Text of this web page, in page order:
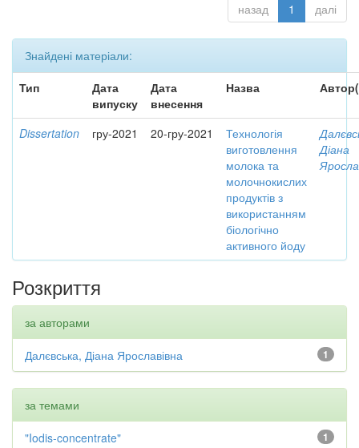
назад 1 далі
Знайдені матеріали:
Тип
Дата
випуску
Дата
внесення
Назва
Dissertation гру-2021 20-гру-2021
Технологія
виготовлення
молока та
молочнокислих
продуктів з
використанням
біологічно
активного йоду
Діана
Розкриття
за авторами
1
Далєвська, Діана Ярославівна
за темами
1
"Iodis-concentrate"